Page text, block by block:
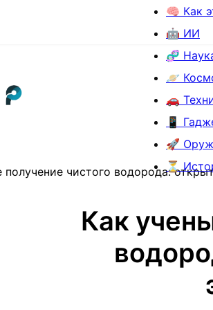
🧠 Как
🤖 ИИ
🧬
🪐
🚗
📱
🚀
⏳
получение чистого водорода:
Как